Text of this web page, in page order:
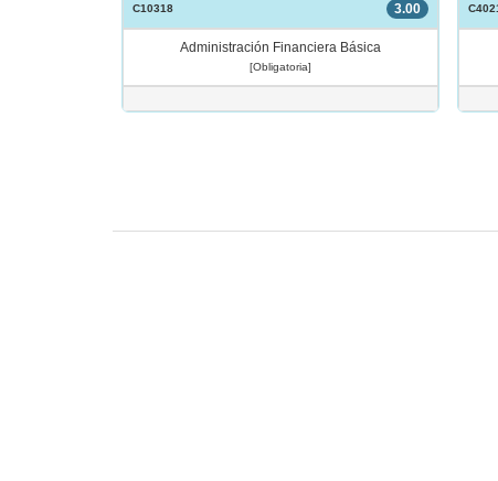
3.00
C10318
Administración Financiera Básica
[Obligatoria]